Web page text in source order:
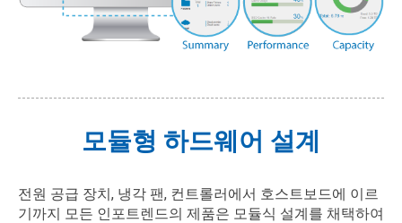
모듈형 하드웨어 설계
전원 공급 장치, 냉각 팬, 컨트롤러에서 호스트보드에 이르
기까지 모든 인포트렌드의 제품은 모듈식 설계를 채택하여